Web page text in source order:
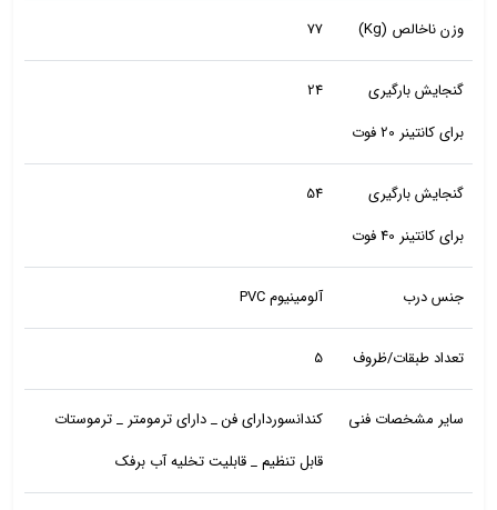
وزن ناخالص (Kg) 77
گنجایش بارگیری
برای کانتینر 20 فوت
24
گنجایش بارگیری
برای کانتینر 40 فوت
54
جنس درب آلومینیوم PVC
تعداد طبقات/ظروف 5
سایر مشخصات فنی
کندانسوردارای فن _ دارای ترمومتر _ ترموستات
قابل تنظیم _ قابلیت تخلیه آب برفک